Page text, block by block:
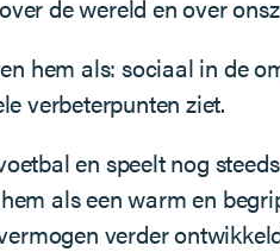
de wereld en over
hem als: sociaal in de
verbeterpunten ziet.
en speelt nog
als een warm en
verder